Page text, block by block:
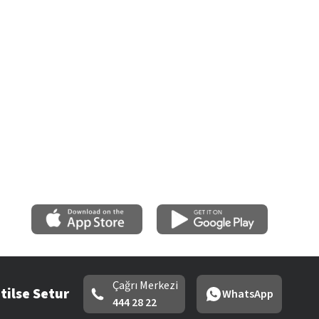
Setur
Çağrı Merkezi
444 28 22
WhatsApp